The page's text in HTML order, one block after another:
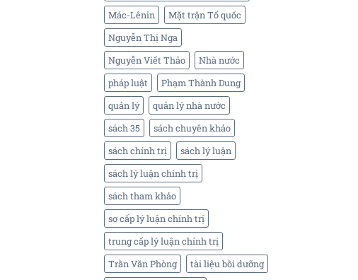
Mác-Lênin
Mặt trận Tổ quốc
Nguyễn Thị Nga
Nguyễn Viết Thảo
Nhà nước
pháp luật
Phạm Thành Dung
quản lý
quản lý nhà nước
sách 35
sách chuyên khảo
sách chính trị
sách lý luận
sách lý luận chính trị
sách tham khảo
sơ cấp lý luận chính trị
trung cấp lý luận chính trị
Trần Văn Phòng
tài liệu bồi dưỡng